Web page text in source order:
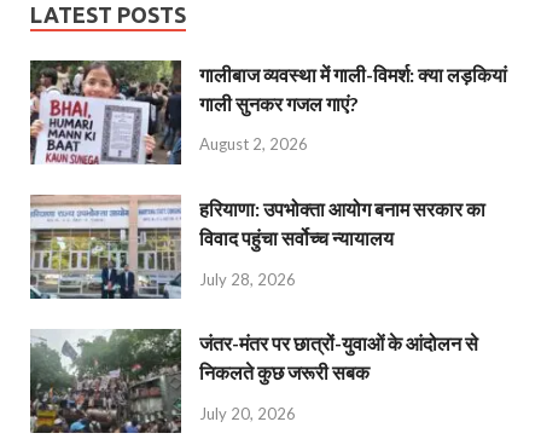
LATEST POSTS
गालीबाज व्‍यवस्‍था में गाली-विमर्श: क्या लड़कियां
गाली सुनकर गजल गाएं?
August 2, 2026
हरियाणा: उपभोक्ता आयोग बनाम सरकार का
विवाद पहुंचा सर्वोच्च न्यायालय
July 28, 2026
जंतर-मंतर पर छात्रों-युवाओं के आंदोलन से
निकलते कुछ जरूरी सबक
July 20, 2026